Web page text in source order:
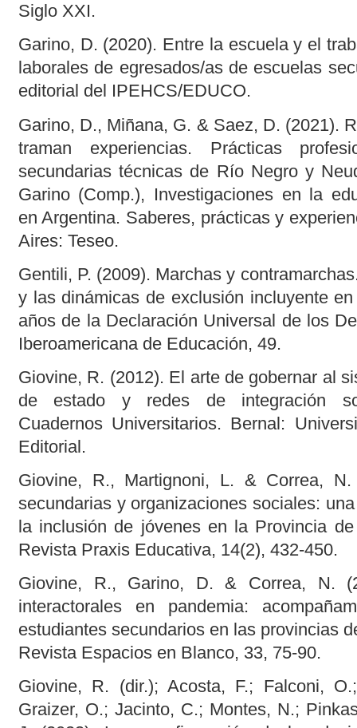
Siglo XXI.
Garino, D. (2020). Entre la escuela y el
laborales de egresados/as de escuelas
editorial del IPEHCS/EDUCO.
Garino, D., Miñana, G. & Saez, D. (2021).
traman experiencias. Prácticas
secundarias técnicas de Río Negro y
Garino (Comp.), Investigaciones en la
en Argentina. Saberes, prácticas y
Aires: Teseo.
Gentili, P. (2009). Marchas y
y las dinámicas de exclusión incluyente
años de la Declaración Universal de los
Iberoamericana de Educación, 49.
Giovine, R. (2012). El arte de gobernar al
de estado y redes de integración
Cuadernos Universitarios. Bernal:
Editorial.
Giovine, R., Martignoni, L. & Correa,
secundarias y organizaciones sociales:
la inclusión de jóvenes en la Provincia
Revista Praxis Educativa, 14(2), 432-450.
Giovine, R., Garino, D. & Correa, N.
interactorales en pandemia:
estudiantes secundarios en las provincias
Revista Espacios en Blanco, 33, 75-90.
Giovine, R. (dir.); Acosta, F.; Falconi,
Graizer, O.; Jacinto, C.; Montes, N.;